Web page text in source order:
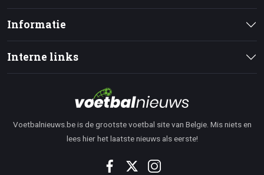
Informatie
Interne links
Voetbalnieuws.be is de grootste voetbal site van Belgie. Mis niets en
lees hier het laatste nieuws als eerste!